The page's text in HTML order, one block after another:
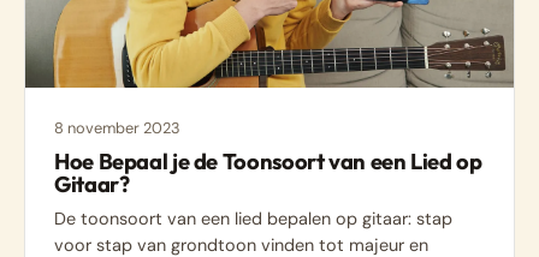
8 november 2023
Hoe Bepaal je de Toonsoort van een Lied op
Gitaar?
De toonsoort van een lied bepalen op gitaar: stap
voor stap van grondtoon vinden tot majeur en